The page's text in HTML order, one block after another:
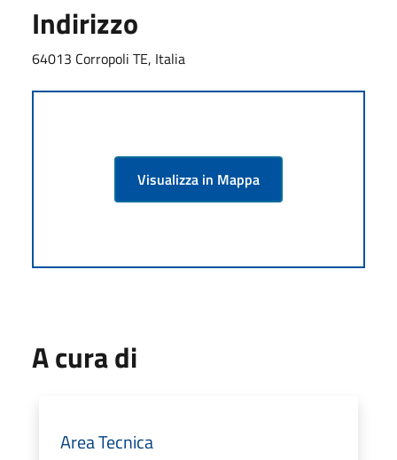
Indirizzo
64013 Corropoli TE, Italia
Visualizza in Mappa
A cura di
Area Tecnica